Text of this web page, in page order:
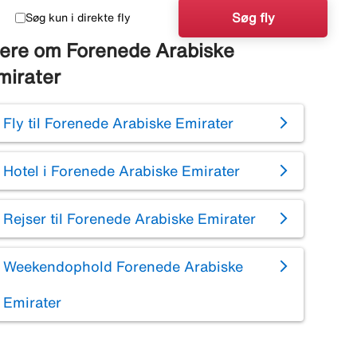
Søg kun i direkte fly Søg fly
om Forenede Arabiske
Fly til Forenede Arabiske Emirater
Hotel i Forenede Arabiske Emirater
Rejser til Forenede Arabiske Emirater
Weekendophold Forenede Arabiske
Emirater